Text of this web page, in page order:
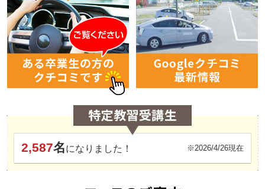
2,587名になりました！ ※2026/4/26現在